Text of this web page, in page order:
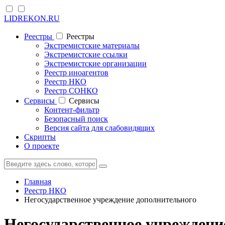
LIDREKON.RU
Реестры
Реестры
Экстремистские материалы
Экстремистские ссылки
Экстремистские организации
Реестр иноагентов
Реестр НКО
Реестр СОНКО
Cервисы
Cервисы
Контент-фильтр
Безопасный поиск
Версия сайта для слабовидящих
Скрипты
О проекте
Главная
Реестр НКО
Негосударственное учреждение дополнительного